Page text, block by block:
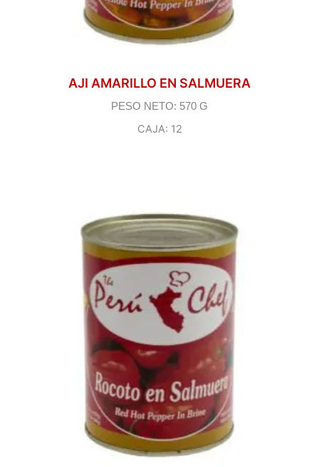
AJI AMARILLO EN SALMUERA
PESO NETO: 570 G
CAJA: 12